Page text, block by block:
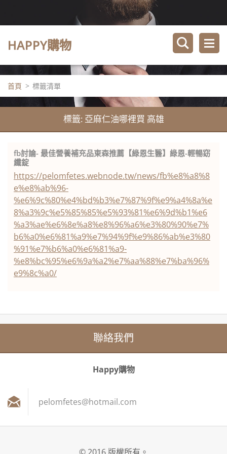
HAPPY購物
首頁 > 標籤清單
標籤: 亞麻仁油哪裡買 高雄
fb討論- 最佳營養補充品東森推薦【綠恩生醫】綠恩-輕暢窈
纖錠
https://pelomfetes.webnode.tw/news/fb%e8%a8%8
e%e8%ab%96-
%e6%9c%80%e4%bd%b3%e7%87%9f%e9%a4%8a%e
8%a3%9c%e5%85%85%e5%93%81%e6%9d%b1%e6
%a3%ae%e6%8e%a8%e8%96%a6%e3%80%90%e7%
b6%a0%e6%81%a9%e7%94%9f%e9%86%ab%e3%80
%91%e7%b6%a0%e6%81%a9-
%e8%bc%95%e6%9a%a2%e7%aa%88%e7%ba%96%
e9%8c%a0/
聯絡我們
Happy購物
pelomfetes@hotmail.com